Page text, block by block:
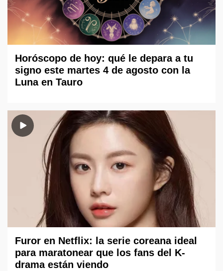
Horóscopo de hoy: qué le depara a tu
signo este martes 4 de agosto con la
Luna en Tauro
Furor en Netflix: la serie coreana ideal
para maratonear que los fans del K-
drama están viendo